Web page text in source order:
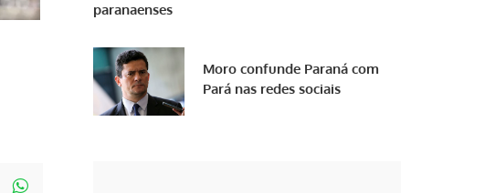
paranaenses
Moro confunde Paraná com
Pará nas redes sociais